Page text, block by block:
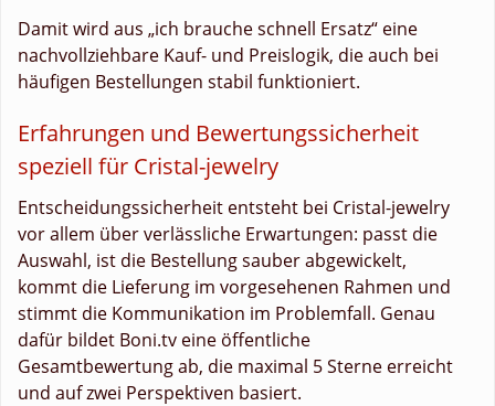
Damit wird aus „ich brauche schnell Ersatz“ eine
nachvollziehbare Kauf- und Preislogik, die auch bei
häufigen Bestellungen stabil funktioniert.
Erfahrungen und Bewertungssicherheit
speziell für Cristal-jewelry
Entscheidungssicherheit entsteht bei Cristal-jewelry
vor allem über verlässliche Erwartungen: passt die
Auswahl, ist die Bestellung sauber abgewickelt,
kommt die Lieferung im vorgesehenen Rahmen und
stimmt die Kommunikation im Problemfall. Genau
dafür bildet Boni.tv eine öffentliche
Gesamtbewertung ab, die maximal 5 Sterne erreicht
und auf zwei Perspektiven basiert.